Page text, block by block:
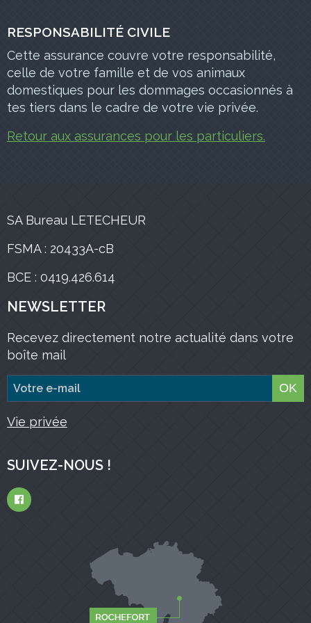
RESPONSABILITÉ CIVILE
Cette assurance couvre votre responsabilité,
celle de votre famille et de vos animaux
domestiques pour les dommages occasionnés à
tes tiers dans le cadre de votre vie privée.
Retour aux assurances pour les particuliers.
SA Bureau LETECHEUR
FSMA : 20433A-cB
BCE : 0419.426.614
NEWSLETTER
Recevez directement notre actualité dans votre
boîte mail
OK
Vie privée
SUIVEZ-NOUS !